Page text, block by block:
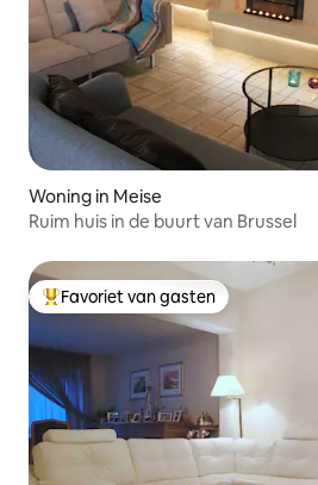
Woning in Meise
Ruim huis in de buurt van Brussel
Topfavoriet van gasten
Favoriet van gasten